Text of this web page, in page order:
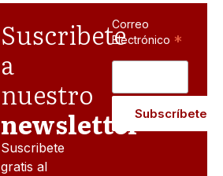
Suscribete
a
nuestro
newsletter
Suscribete
gratis al
Correo
Electrónico *